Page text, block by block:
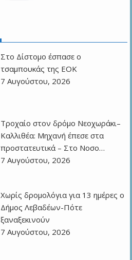
Στο Δίστομο έσπασε ο
τσαμπουκάς της ΕΟΚ
7 Αυγούστου, 2026
Τροχαίο στον δρόμο Νεοχωράκι–
Καλλιθέα: Μηχανή έπεσε στα
προστατευτικά – Στο Νοσο…
7 Αυγούστου, 2026
Χωρίς δρομολόγια για 13 ημέρες ο
Δήμος Λεβαδέων-Πότε
ξαναξεκινούν
7 Αυγούστου, 2026